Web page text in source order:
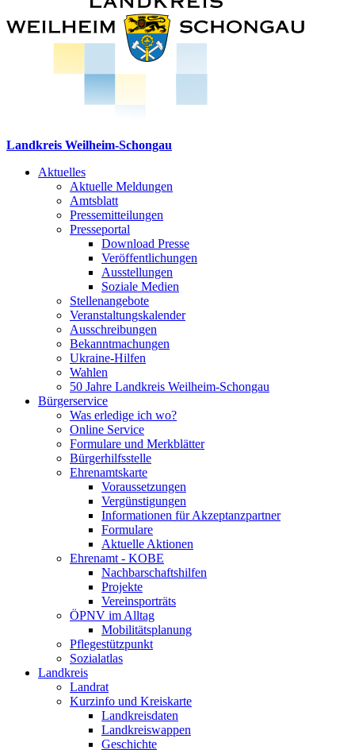
Landkreis Weilheim-Schongau
Aktuelles
Aktuelle Meldungen
Amtsblatt
Pressemitteilungen
Presseportal
Download Presse
Veröffentlichungen
Ausstellungen
Soziale Medien
Stellenangebote
Veranstaltungskalender
Ausschreibungen
Bekanntmachungen
Ukraine-Hilfen
Wahlen
50 Jahre Landkreis Weilheim-Schongau
Bürgerservice
Was erledige ich wo?
Online Service
Formulare und Merkblätter
Bürgerhilfsstelle
Ehrenamtskarte
Voraussetzungen
Vergünstigungen
Informationen für Akzeptanzpartner
Formulare
Aktuelle Aktionen
Ehrenamt - KOBE
Nachbarschaftshilfen
Projekte
Vereinsporträts
ÖPNV im Alltag
Mobilitätsplanung
Pflegestützpunkt
Sozialatlas
Landkreis
Landrat
Kurzinfo und Kreiskarte
Landkreisdaten
Landkreiswappen
Geschichte